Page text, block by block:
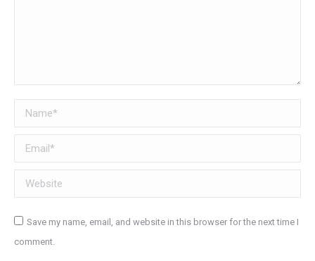
Name *
Email *
Website
Save my name, email, and website in this browser for the next time I
comment.